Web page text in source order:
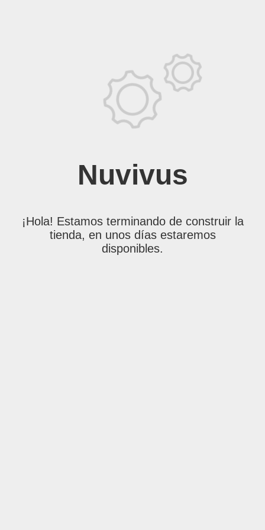
Nuvivus
¡Hola! Estamos terminando de construir la
tienda, en unos días estaremos
disponibles.